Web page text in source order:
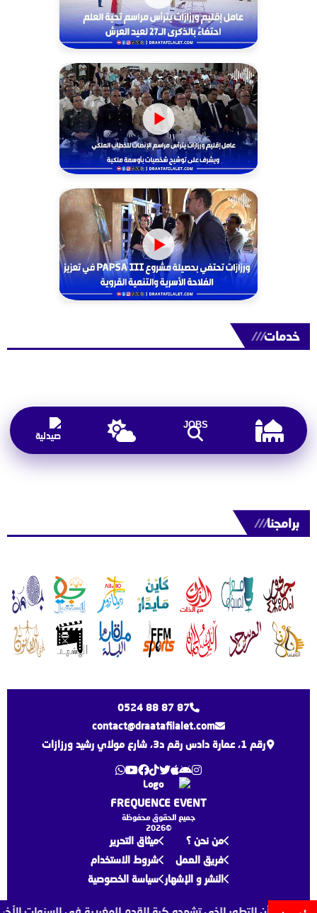
خدمات///
JOBS
برامجنا///
0524 88 87 87
contact@draatafilalet.com
رقم 1، عمارة دادس رقم د3، شارع مولاي رشيد ورزازات
FREQUENCE EVENT
جميع الحقوق محفوظة
©2026
من نحن ؟
فريق العمل
النشر و الإشهار
ميثاق التحرير
شروط الاستخدام
سياسة الخصوصية